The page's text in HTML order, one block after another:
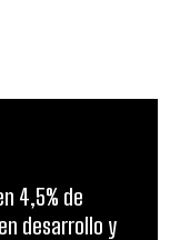
4,5% de
desarrollo y